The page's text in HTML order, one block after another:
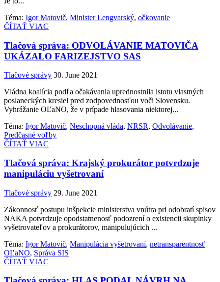
Téma: Igor Matovič, Minister Lengvarský, očkovanie
ČÍTAŤ VIAC
Tlačová správa: ODVOLÁVANIE MATOVIČA
UKÁZALO FARIZEJSTVO SAS
Tlačové správy 30. June 2021
Vládna koalícia podľa očakávania uprednostnila istotu vlastných
poslaneckých kresiel pred zodpovednosťou voči Slovensku.
Vyhrážanie OĽaNO, že v prípade hlasovania niektorej...
Téma: Igor Matovič, Neschopná vláda, NRSR, Odvolávanie,
Predčasné voľby
ČÍTAŤ VIAC
Tlačová správa: Krajský prokurátor potvrdzuje
manipuláciu vyšetrovaní
Tlačové správy 29. June 2021
Zákonnosť postupu inšpekcie ministerstva vnútra pri odobratí spisov
NAKA potvrdzuje opodstatnenosť podozrení o existencii skupinky
vyšetrovateľov a prokurátorov, manipulujúcich ...
Téma: Igor Matovič, Manipulácia vyšetrovaní, netransparentnosť
OĽaNO, Správa SIS
ČÍTAŤ VIAC